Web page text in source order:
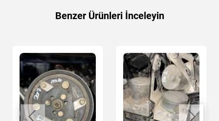
Benzer Ürünleri İnceleyin